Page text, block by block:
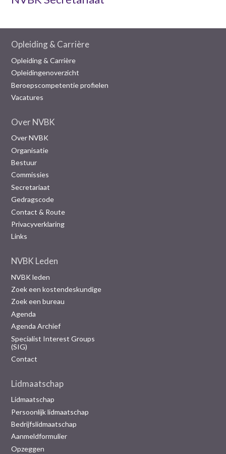
Opleiding & Carrière
Opleiding & Carrière
Opleidingenoverzicht
Beroepscompetentie profielen
Vacatures
Over NVBK
Over NVBK
Organisatie
Bestuur
Commissies
Secretariaat
Gedragscode
Contact & Route
Privacyverklaring
Links
NVBK Leden
NVBK leden
Zoek een kostendeskundige
Zoek een bureau
Agenda
Agenda Archief
Specialist Interest Groups
(SIG)
Contact
Lidmaatschap
Lidmaatschap
Persoonlijk lidmaatschap
Bedrijfslidmaatschap
Aanmeldformulier
Opzeggen